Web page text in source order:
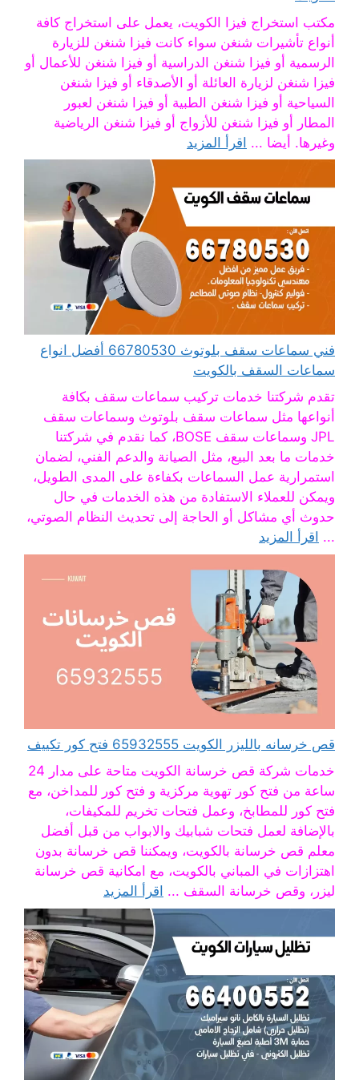
مكتب استخراج فيزا الكويت، يعمل على استخراج كافة
أنواع تأشيرات شنغن سواء كانت فيزا شنغن للزيارة
الرسمية أو فيزا شنغن الدراسية أو فيزا شنغن للأعمال أو
فيزا شنغن لزيارة العائلة أو الأصدقاء أو فيزا شنغن
السياحية أو فيزا شنغن الطبية أو فيزا شنغن لعبور
المطار أو فيزا شنغن للأزواج أو فيزا شنغن الرياضية
وغيرها. أيضا ... اقرأ المزيد
فني سماعات سقف بلوتوث 66780530 أفضل انواع
سماعات السقف بالكويت
تقدم شركتنا خدمات تركيب سماعات سقف بكافة
أنواعها مثل سماعات سقف بلوتوث وسماعات سقف
JPL وسماعات سقف BOSE، كما نقدم في شركتنا
خدمات ما بعد البيع، مثل الصيانة والدعم الفني، لضمان
استمرارية عمل السماعات بكفاءة على المدى الطويل،
ويمكن للعملاء الاستفادة من هذه الخدمات في حال
حدوث أي مشاكل أو الحاجة إلى تحديث النظام الصوتي،
... اقرأ المزيد
قص خرسانه بالليزر الكويت 65932555 فتح كور تكييف
خدمات شركة قص خرسانة الكويت متاحة على مدار 24
ساعة من فتح كور تهوية مركزية و فتح كور للمداخن، مع
فتح كور للمطابخ، وعمل فتحات تخريم للمكيفات،
بالإضافة لعمل فتحات شبابيك والابواب من قبل أفضل
معلم قص خرسانة بالكويت، ويمكننا قص خرسانة بدون
اهتزازات في المباني بالكويت، مع امكانية قص خرسانة
ليزر، وقص خرسانة السقف ... اقرأ المزيد